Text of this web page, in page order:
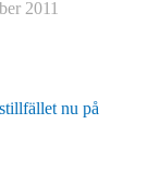
2011
nu på